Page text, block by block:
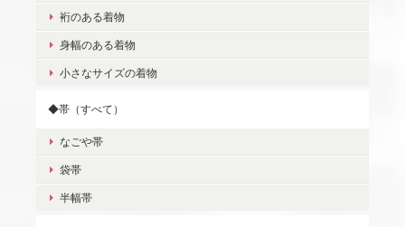
裄のある着物
身幅のある着物
小さなサイズの着物
◆帯（すべて）
なごや帯
袋帯
半幅帯